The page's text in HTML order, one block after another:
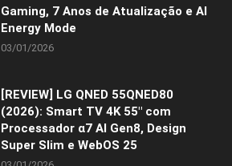
Gaming, 7 Anos de Atualização e AI
Energy Mode
03/01/2026
[REVIEW] LG QNED 55QNED80
(2026): Smart TV 4K 55″ com
Processador α7 AI Gen8, Design
Super Slim e WebOS 25